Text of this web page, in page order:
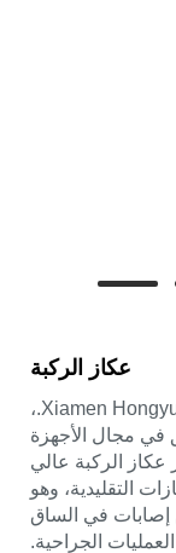
عكاز الركبة
شركة Xiamen Hongyu Intelligent Technology Co., Ltd.،
مجال الأجهزة
عكاز الركبة عالي
التقليدية، وهو
إصابات في الساق
الجراحية.